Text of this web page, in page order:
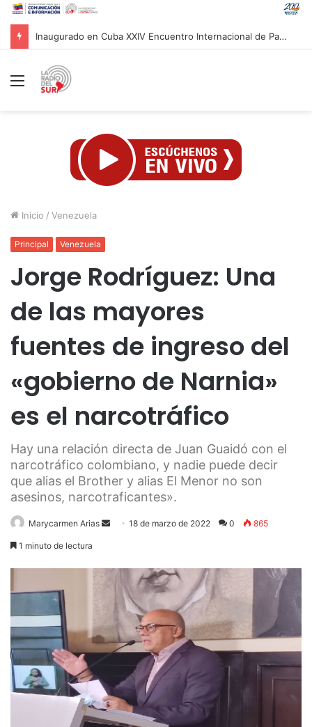
Movimientos sociales rechazan investidura presidencial en Colombia
Menú
Inicio / Venezuela
Principal Venezuela
Jorge Rodríguez: Una
de las mayores
fuentes de ingreso del
«gobierno de Narnia»
es el narcotráfico
Hay una relación directa de Juan Guaidó con el
narcotráfico colombiano, y nadie puede decir
que alias el Brother y alias El Menor no son
asesinos, narcotraficantes».
Marycarmen Arias
Send18 de marzo de 2022 0 865
1 minuto de lectura